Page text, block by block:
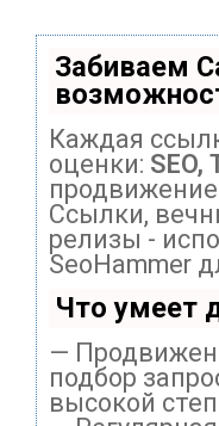
Забиваем
Каждая
оценки: SEO,
Ссылки,
релизы -
SeoHammer
Что умеет
—
подбор
высокой